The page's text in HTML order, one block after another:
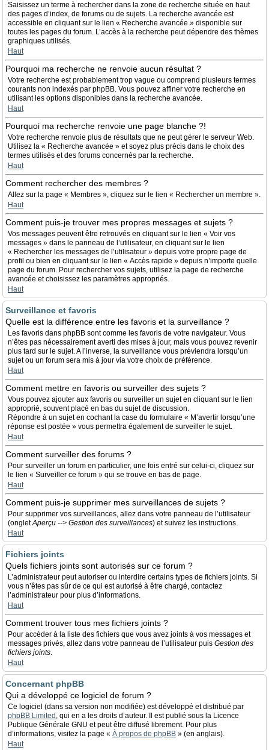
Saisissez un terme à rechercher dans la zone de recherche située en haut
des pages d’index, de forums ou de sujets. La recherche avancée est
accessible en cliquant sur le lien « Recherche avancée » disponible sur
toutes les pages du forum. L’accès à la recherche peut dépendre des thèmes
graphiques utilisés.
Haut
Pourquoi ma recherche ne renvoie aucun résultat ?
Votre recherche est probablement trop vague ou comprend plusieurs termes
courants non indexés par phpBB. Vous pouvez affiner votre recherche en
utilisant les options disponibles dans la recherche avancée.
Haut
Pourquoi ma recherche renvoie une page blanche ?!
Votre recherche renvoie plus de résultats que ne peut gérer le serveur Web.
Utilisez la « Recherche avancée » et soyez plus précis dans le choix des
termes utilisés et des forums concernés par la recherche.
Haut
Comment rechercher des membres ?
Allez sur la page « Membres », cliquez sur le lien « Rechercher un membre ».
Haut
Comment puis-je trouver mes propres messages et sujets ?
Vos messages peuvent être retrouvés en cliquant sur le lien « Voir vos
messages » dans le panneau de l’utilisateur, en cliquant sur le lien
« Rechercher les messages de l’utilisateur » depuis votre propre page de
profil ou bien en cliquant sur le lien « Accès rapide » depuis n’importe quelle
page du forum. Pour rechercher vos sujets, utilisez la page de recherche
avancée et choisissez les paramètres appropriés.
Haut
Surveillance et favoris
Quelle est la différence entre les favoris et la surveillance ?
Les favoris dans phpBB sont comme les favoris de votre navigateur. Vous
n’êtes pas nécessairement averti des mises à jour, mais vous pouvez revenir
plus tard sur le sujet. A l’inverse, la surveillance vous préviendra lorsqu’un
sujet ou un forum sera mis à jour via votre choix de préférence.
Haut
Comment mettre en favoris ou surveiller des sujets ?
Vous pouvez ajouter aux favoris ou surveiller un sujet en cliquant sur le lien
approprié, souvent placé en bas du sujet de discussion.
Répondre à un sujet en cochant la case du formulaire « M’avertir lorsqu’une
réponse est postée » vous permettra également de surveiller le sujet.
Haut
Comment surveiller des forums ?
Pour surveiller un forum en particulier, une fois entré sur celui-ci, cliquez sur
le lien « Surveiller ce forum » qui se trouve en bas de page.
Haut
Comment puis-je supprimer mes surveillances de sujets ?
Pour supprimer vos surveillances, allez dans votre panneau de l’utilisateur
(ongletAperçu --> Gestion des surveillances) et suivez les instructions.
Haut
Fichiers joints
Quels fichiers joints sont autorisés sur ce forum ?
L’administrateur peut autoriser ou interdire certains types de fichiers joints. Si
vous n’êtes pas sûr de ce qui est autorisé à être chargé, contactez
l’administrateur pour plus d’informations.
Haut
Comment trouver tous mes fichiers joints ?
Pour accéder à la liste des fichiers que vous avez joints à vos messages et
messages privés, allez dans votre panneau de l’utilisateur puis Gestion des
fichiers joints.
Haut
Concernant phpBB
Qui a développé ce logiciel de forum ?
Ce logiciel (dans sa version non modifiée) est développé et distribué par
phpBB Limited , qui en a les droits d’auteur. Il est publié sous la Licence
Publique Générale GNU et peut être diffusé librement. Pour plus
d’informations, visitez la page « À propos de phpBB » (en anglais).
Haut